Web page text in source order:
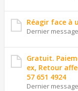
Réagir face à
Dernier
Gratuit.
ex, Retour
57 651 4924
Dernier